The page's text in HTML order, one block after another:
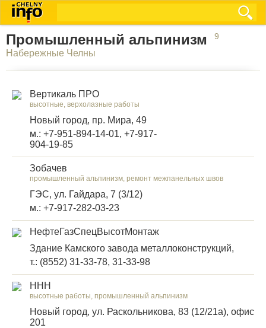
Промышленный альпинизм 9
Набережные Челны
Вертикаль ПРО
высотные, верхолазные работы
Новый город, пр. Мира, 49
м.: +7-951-894-14-01, +7-917-
904-19-85
Зобачев
промышленный альпинизм, ремонт межпанельных швов
ГЭС, ул. Гайдара, 7 (3/12)
м.: +7-917-282-03-23
НефтеГазСпецВысотМонтаж
Здание Камского завода металлоконструкций,
т.: (8552) 31-33-78, 31-33-98
ННН
высотные работы, промышленный альпинизм
Новый город, ул. Раскольникова, 83 (12/21а), офис
201